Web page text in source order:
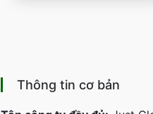
Thông tin cơ bản